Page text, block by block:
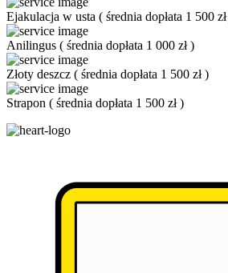
Ejakulacja w usta ( średnia dopłata 1 500 zł
Anilingus ( średnia dopłata 1 000 zł)
Złoty deszcz ( średnia dopłata 1 500 zł)
Strapon ( średnia dopłata 1 500 zł)